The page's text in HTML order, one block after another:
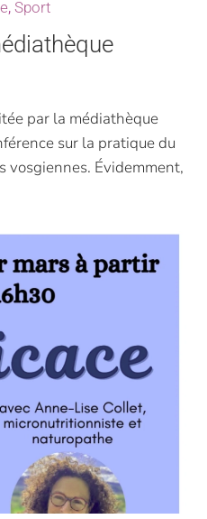
, Sport
par la médiathèque
sur la pratique du
Évidemment,